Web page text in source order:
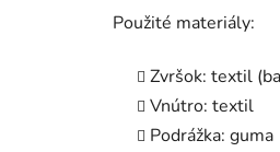
Použité materiály:
Zvršok: textil
Vnútro: textil
Podrážka: guma